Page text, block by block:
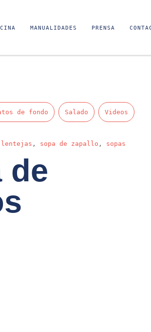
MANUALIDADES PRENSA
de fondo Salado Videos
lentejas , sopa de zapallo , sopas
de